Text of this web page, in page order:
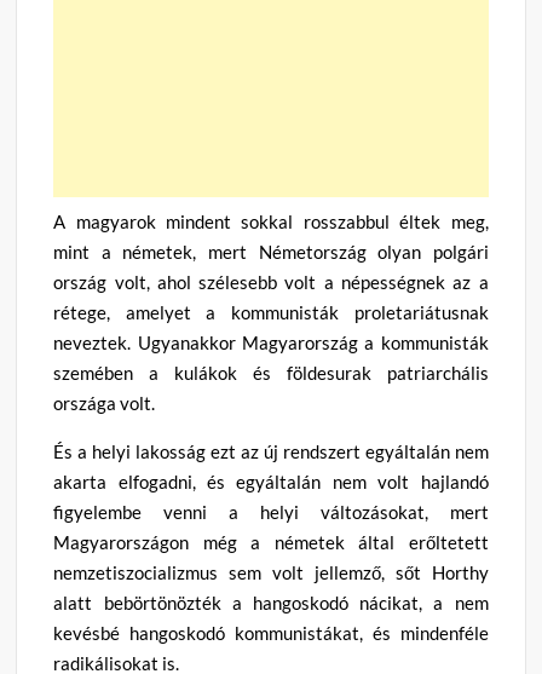
A magyarok mindent sokkal rosszabbul éltek meg,
mint a németek, mert Németország olyan polgári
ország volt, ahol szélesebb volt a népességnek az a
rétege, amelyet a kommunisták proletariátusnak
neveztek. Ugyanakkor Magyarország a kommunisták
szemében a kulákok és földesurak patriarchális
országa volt.
És a helyi lakosság ezt az új rendszert egyáltalán nem
akarta elfogadni, és egyáltalán nem volt hajlandó
figyelembe venni a helyi változásokat, mert
Magyarországon még a németek által erőltetett
nemzetiszocializmus sem volt jellemző, sőt Horthy
alatt bebörtönözték a hangoskodó nácikat, a nem
kevésbé hangoskodó kommunistákat, és mindenféle
radikálisokat is.